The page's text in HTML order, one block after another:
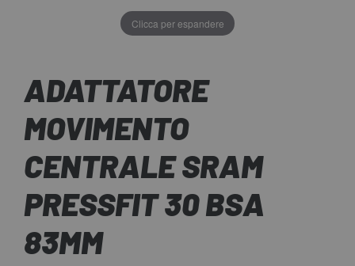
Clicca per espandere
ADATTATORE
MOVIMENTO
CENTRALE SRAM
PRESSFIT 30 BSA
83MM